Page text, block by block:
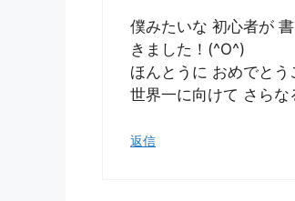
僕みたいな 初心者が
きました！(^O^)
ほんとうに おめでと
世界一に向けて さら
返信